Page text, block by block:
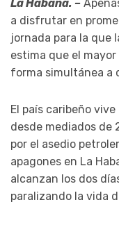
La Habana. –
a disfrutar en
jornada para la que
estima que el
forma simultánea a
El país caribeño
desde mediados de
por el asedio
apagones en La
alcanzan los dos
paralizando la vida